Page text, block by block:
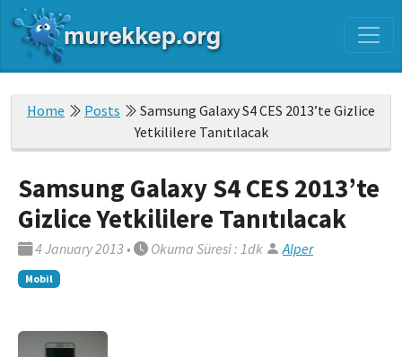
Home Posts
Samsung Galaxy S4 CES 2013’te Gizlice
Yetkililere Tanıtılacak
Samsung Galaxy S4 CES 2013’te
Gizlice Yetkililere Tanıtılacak
4 January 2013• Okuma Süresi : 1dk Alper
Mobil